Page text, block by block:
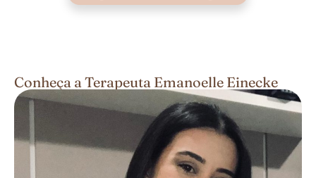
Conheça a Terapeuta Emanoelle Einecke